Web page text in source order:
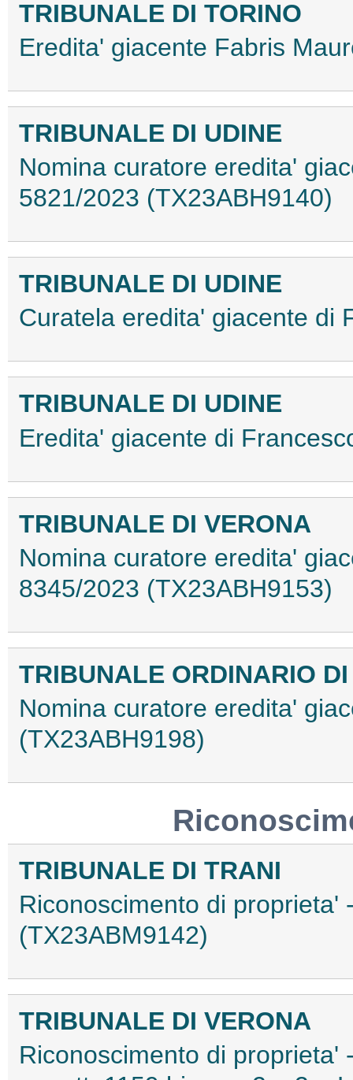
TRIBUNALE DI TORINO
Eredita' giacente Fabris
TRIBUNALE DI UDINE
Nomina curatore eredita'
5821/2023 (TX23ABH9140)
TRIBUNALE DI UDINE
Curatela eredita' giacente di
TRIBUNALE DI UDINE
Eredita' giacente di
TRIBUNALE DI VERONA
Nomina curatore eredita'
8345/2023 (TX23ABH9153)
TRIBUNALE ORDINARIO
Nomina curatore eredita'
(TX23ABH9198)
TRIBUNALE DI TRANI
Riconoscimento di proprieta'
(TX23ABM9142)
TRIBUNALE DI VERONA
Riconoscimento di proprieta'